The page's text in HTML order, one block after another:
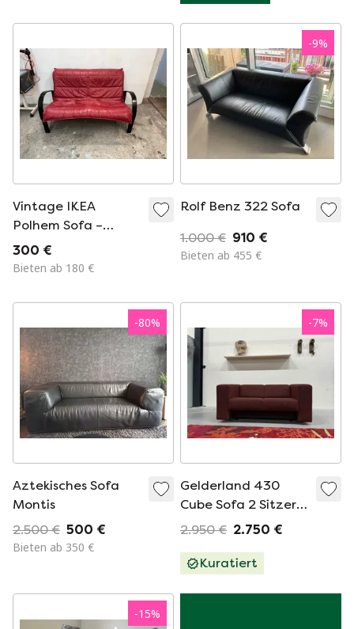
Vintage IKEA
Polhem Sofa –
Design Tord
Björklund, rotes
300 €
Bieten ab 180 €
-9%
Rolf Benz 322 Sofa
1.000 € 910 €
Bieten ab 455 €
-80%
Aztekisches Sofa
Montis
2.500 € 500 €
Bieten ab 350 €
-7%
Gelderland 430
Cube Sofa 2 Sitzer
Grape Fabric 16
2.950 € 2.750 €
Kuratiert
-15%